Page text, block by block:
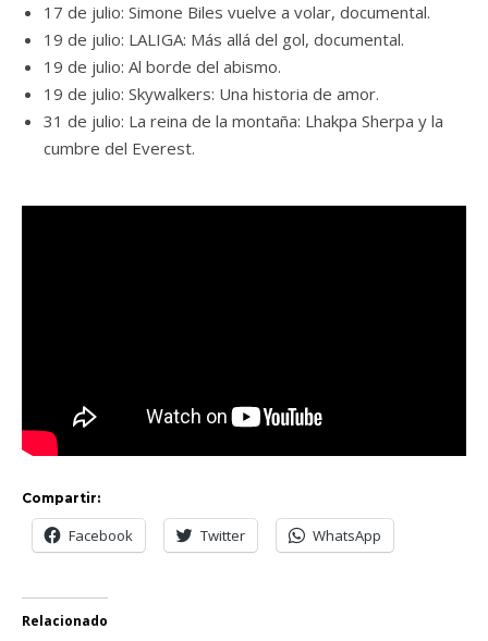
17 de julio: Simone Biles vuelve a volar, documental.
19 de julio: LALIGA: Más allá del gol, documental.
19 de julio: Al borde del abismo.
19 de julio: Skywalkers: Una historia de amor.
31 de julio: La reina de la montaña: Lhakpa Sherpa y la
cumbre del Everest.
Compartir:
Facebook Twitter WhatsApp
Relacionado